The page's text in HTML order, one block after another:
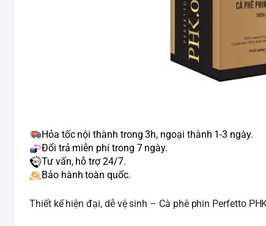
Hỏa tốc nội thành trong 3h, ngoại thành 1-3 ngày.
Đổi trả miễn phí trong 7 ngày.
Tư vấn, hỗ trợ 24/7.
Bảo hành toàn quốc.
Thiết kế hiện đại, dễ vệ sinh – Cà phê phin Perfetto